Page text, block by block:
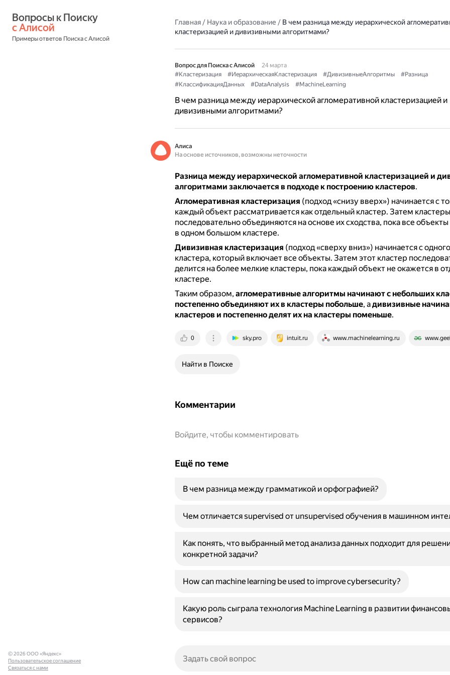
с Алисой
Примеры ответов Поиска с Алисой
Главная/ Наука и образование / В чем разница между иерархической
кластеризацией и дивизивными алгоритмами?
Вопрос для Поиска с Алисой
24 марта
#Кластеризация
#ИерархическаяКластеризация #ДивизивныеАлгоритмы
#Разница
#КлассификацияДанных
#DataAnalysis #MachineLearning
В чем разница между иерархической агломеративной кластеризацией и
дивизивными алгоритмами?
Алиса
На основе источников, возможны неточности
Разница между иерархической агломеративной кластеризацией и
алгоритмами заключается в подходе к построению кластеров.
Агломеративная кластеризация (подход «снизу вверх») начинается с
каждый объект рассматривается как отдельный кластер. Затем кластеры
последовательно объединяются на основе их сходства, пока все
в одном большом кластере.
Дивизивная кластеризация (подход «сверху вниз») начинается с
кластера, который включает все объекты. Затем этот кластер
делится на более мелкие кластеры, пока каждый объект не окажется в
кластере.
Таким образом, агломеративные алгоритмы начинают с небольших
постепенно объединяют их в кластеры побольше, адивизивные
кластеров и постепенно делят их на кластеры поменьше.
0 sky.pro intuit.ru www.machinelearning.ru
Найти в Поиске
Комментарии
Войдите, чтобы комментировать
Ещё по теме
В чем разница между грамматикой и орфографией?
Чем отличается supervised от unsupervised обучения в машинном
Как понять, что выбранный метод анализа данных подходит для
конкретной задачи?
How can machine learning be used to improve cybersecurity?
Какую роль сыграла технология Machine Learning в развитии
сервисов?
© 2026 ООО «Яндекс»
Пользовательское соглашение
Связаться с нами